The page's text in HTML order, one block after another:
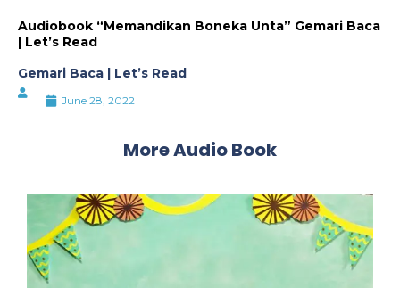
Audiobook “Memandikan Boneka Unta” Gemari Baca
| Let’s Read
Gemari Baca | Let’s Read
June 28, 2022
More Audio Book